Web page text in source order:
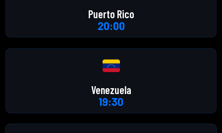
Puerto Rico
20:00
Venezuela
19:30